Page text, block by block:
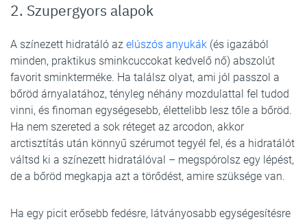
2. Szupergyors alapok
A színezett hidratáló az elúszós anyukák (és igazából
minden, praktikus sminkcuccokat kedvelő nő) abszolút
favorit sminkterméke. Ha találsz olyat, ami jól passzol a
bőröd árnyalatához, tényleg néhány mozdulattal fel tudod
vinni, és finoman egységesebb, élettelibb lesz tőle a bőröd.
Ha nem szereted a sok réteget az arcodon, akkor
arctisztítás után könnyű szérumot tegyél fel, és a hidratálót
váltsd ki a színezett hidratálóval – megspórolsz egy lépést,
de a bőröd megkapja azt a törődést, amire szüksége van.
Ha egy picit erősebb fedésre, látványosabb egységesítésre